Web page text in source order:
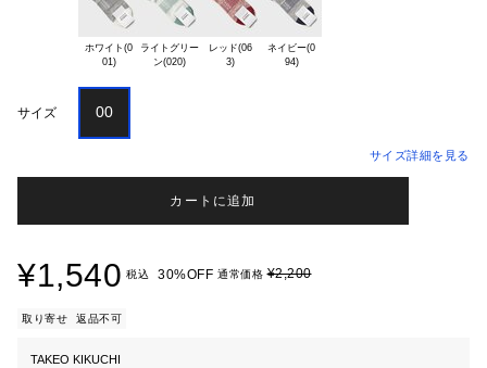
ホワイト(0
01)
ライトグリー
レッド(06
ネイビー(0
94)
サイズ 00
サイズ詳細を見る
カートに追加
¥1,540 税込 30%OFF 通常価格¥2,200
取り寄せ 返品不可
TAKEO KIKUCHI